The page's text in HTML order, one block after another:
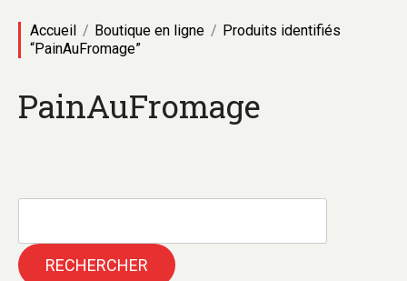
Accueil Boutique en ligne
Produits identifiés
“PainAuFromage”
PainAuFromage
RECHERCHER